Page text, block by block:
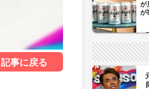
記事に戻る
が
が